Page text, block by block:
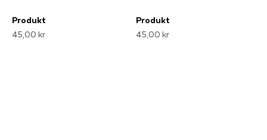
Produkt
45,00 kr
Produkt
45,00 kr